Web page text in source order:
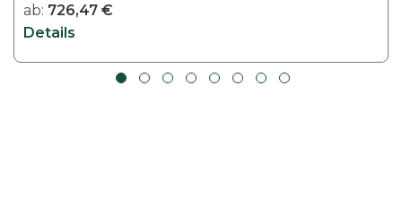
ab: 726,47 €
Details